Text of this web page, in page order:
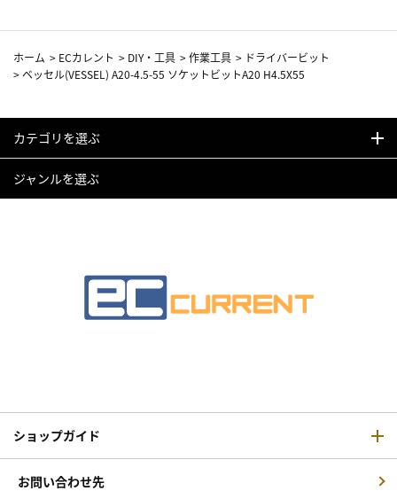
ホーム > ECカレント > DIY・工具 >作業工具 > ドライバービット
>ベッセル(VESSEL) A20-4.5-55 ソケットビットA20 H4.5X55
カテゴリを選ぶ
ジャンルを選ぶ
ショップガイド
お問い合わせ先